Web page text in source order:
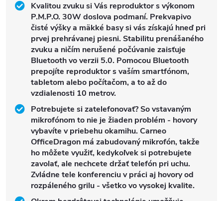
Kvalitou zvuku si Vás reproduktor s výkonom
P.M.P.O. 30W doslova podmaní. Prekvapivo
čisté výšky a mäkké basy si vás získajú hneď pri
prvej prehrávanej piesni. Stabilitu prenášaného
zvuku a ničím nerušené počúvanie zaisťuje
Bluetooth vo verzii 5.0. Pomocou Bluetooth
prepojíte reproduktor s vaším smartfónom,
tabletom alebo počítačom, a to až do
vzdialenosti 10 metrov.
Potrebujete si zatelefonovať? So vstavaným
mikrofónom to nie je žiaden problém - hovory
vybavíte v priebehu okamihu. Carneo
OfficeDragon má zabudovaný mikrofón, takže
ho môžete využiť, kedykoľvek si potrebujete
zavolať, ale nechcete držať telefón pri uchu.
Zvládne tele konferenciu v práci aj hovory od
rozpáleného grilu - všetko vo vysokej kvalite.